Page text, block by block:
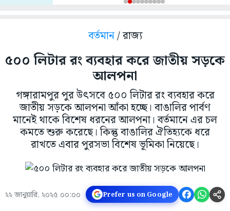
বর্তমান/ রাজ্য
৫০০ লিটার রং ব্যবহার করে জাতীয় সড়কে
আলপনা
গঙ্গারামপুর পুর উৎসবে ৫০০ লিটার রং ব্যবহার করে
জাতীয় সড়কে আলপনা আঁকা হচ্ছে। বাঙালির পার্বণ
মানেই থাকে বিশেষ ধরনের আলপনা। বর্তমানে এর চল
কমতে শুরু করেছে। কিন্তু বাঙালির ঐতিহ্যকে ধরে
রাখতে এবার পুরসভা বিশেষ ভূমিকা নিয়েছে।
২২ জানুয়ারি, ২০২৫ ০০:০০ Prefer us on Google